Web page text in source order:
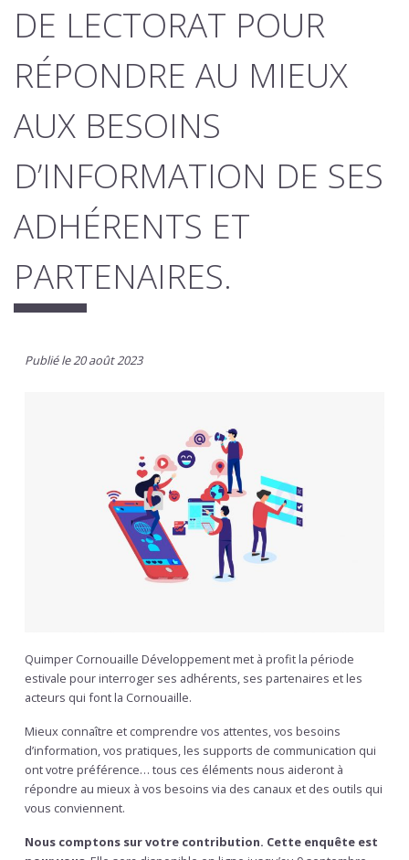
DE LECTORAT POUR
RÉPONDRE AU MIEUX
AUX BESOINS
D’INFORMATION DE SES
ADHÉRENTS ET
PARTENAIRES.
Publié le 20 août 2023
Quimper Cornouaille Développement met à profit la période
estivale pour interroger ses adhérents, ses partenaires et les
acteurs qui font la Cornouaille.
Mieux connaître et comprendre vos attentes, vos besoins
d’information, vos pratiques, les supports de communication qui
ont votre préférence… tous ces éléments nous aideront à
répondre au mieux à vos besoins via des canaux et des outils qui
vous conviennent.
Nous comptons sur votre contribution. Cette enquête est